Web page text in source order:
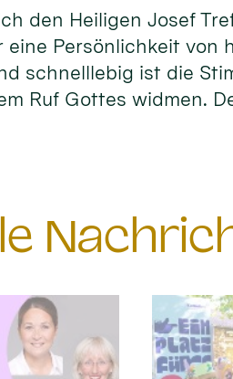
den Heiligen Josef
Persönlichkeit von
schnelllebig ist die
Ruf Gottes widmen.